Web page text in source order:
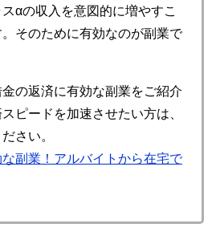
αの収入を意図的に増やすこ
そのために有効なのが副業で
の返済に有効な副業をご紹介
ピードを加速させたい方は、
さい。
副業！アルバイトから在宅で